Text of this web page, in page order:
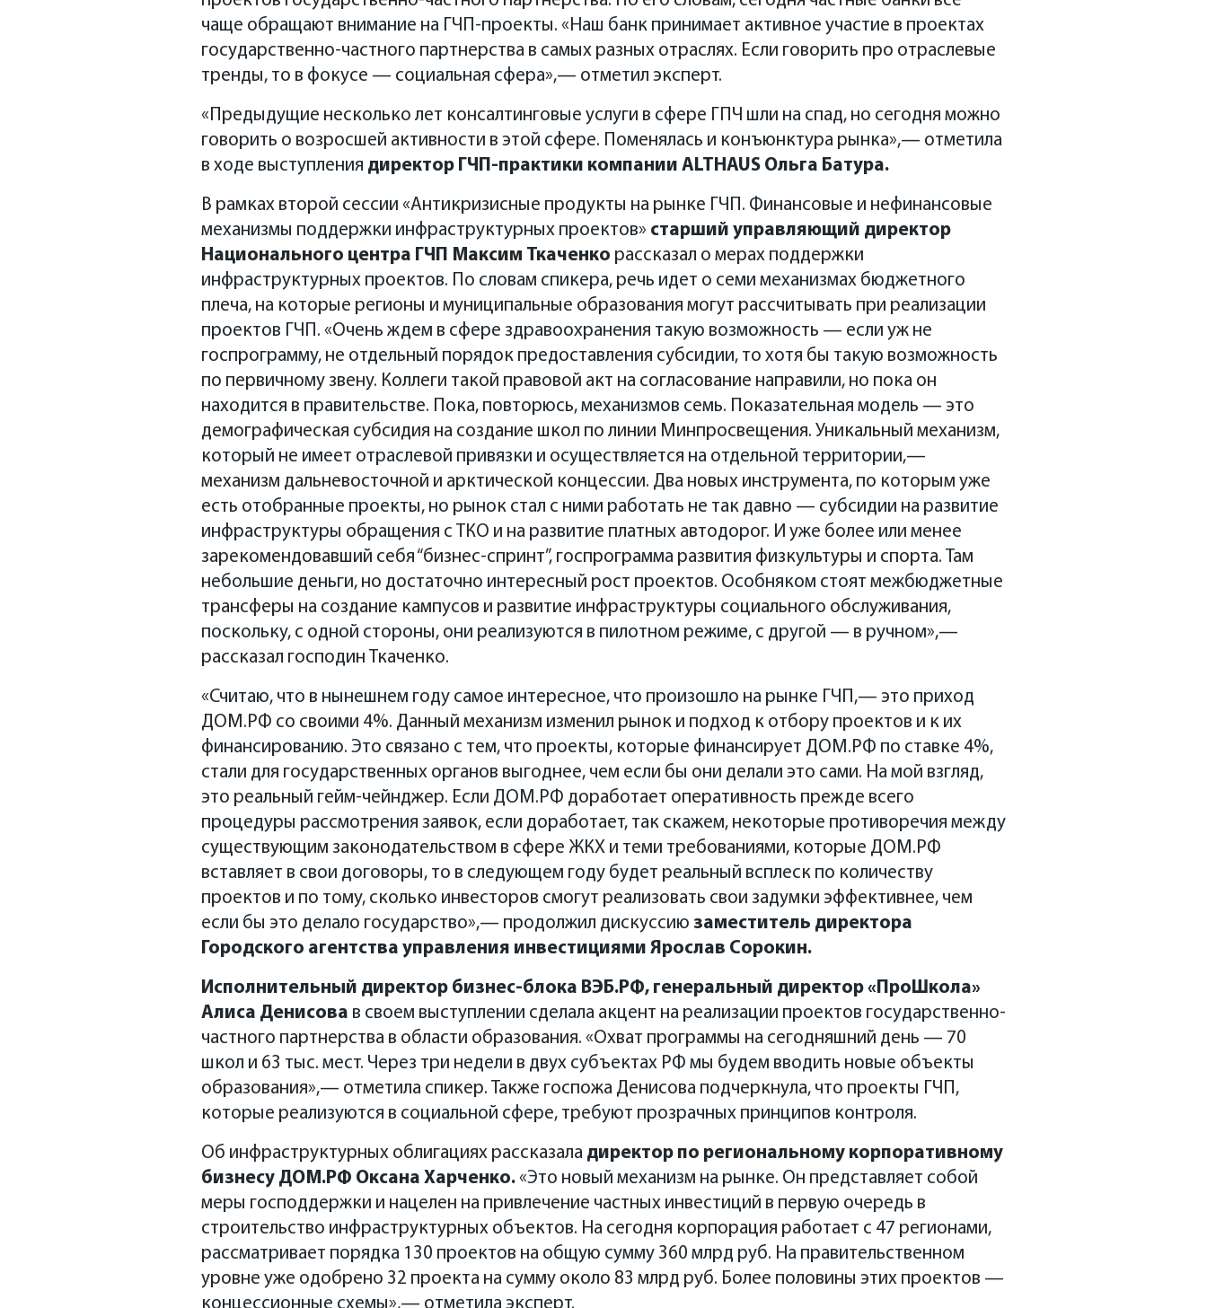
чаще обращают внимание на ГЧП-проекты. «Наш банк принимает активное участие в проектах
государственно-частного партнерства в самых разных отраслях. Если говорить про отраслевые
тренды, то в фокусе — социальная сфера»,— отметил эксперт.
«Предыдущие несколько лет консалтинговые услуги в сфере ГПЧ шли на спад, но сегодня можно
говорить о возросшей активности в этой сфере. Поменялась и конъюнктура рынка»,— отметила
в ходе выступления директор ГЧП-практики компании ALTHAUS Ольга Батура.
В рамках второй сессии «Антикризисные продукты на рынке ГЧП. Финансовые и нефинансовые
механизмы поддержки инфраструктурных проектов» старший управляющий директор
Национального центра ГЧП Максим Ткаченко рассказал о мерах поддержки
инфраструктурных проектов. По словам спикера, речь идет о семи механизмах бюджетного
плеча, на которые регионы и муниципальные образования могут рассчитывать при реализации
проектов ГЧП. «Очень ждем в сфере здравоохранения такую возможность — если уж не
госпрограмму, не отдельный порядок предоставления субсидии, то хотя бы такую возможность
по первичному звену. Коллеги такой правовой акт на согласование направили, но пока он
находится в правительстве. Пока, повторюсь, механизмов семь. Показательная модель — это
демографическая субсидия на создание школ по линии Минпросвещения. Уникальный механизм,
который не имеет отраслевой привязки и осуществляется на отдельной территории,—
механизм дальневосточной и арктической концессии. Два новых инструмента, по которым уже
есть отобранные проекты, но рынок стал с ними работать не так давно — субсидии на развитие
инфраструктуры обращения с ТКО и на развитие платных автодорог. И уже более или менее
зарекомендовавший себя “бизнес-спринт”, госпрограмма развития физкультуры и спорта. Там
небольшие деньги, но достаточно интересный рост проектов. Особняком стоят межбюджетные
трансферы на создание кампусов и развитие инфраструктуры социального обслуживания,
поскольку, с одной стороны, они реализуются в пилотном режиме, с другой — в ручном»,—
рассказал господин Ткаченко.
«Считаю, что в нынешнем году самое интересное, что произошло на рынке ГЧП,— это приход
ДОМ.РФ со своими 4%. Данный механизм изменил рынок и подход к отбору проектов и к их
финансированию. Это связано с тем, что проекты, которые финансирует ДОМ.РФ по ставке 4%,
стали для государственных органов выгоднее, чем если бы они делали это сами. На мой взгляд,
это реальный гейм-чейнджер. Если ДОМ.РФ доработает оперативность прежде всего
процедуры рассмотрения заявок, если доработает, так скажем, некоторые противоречия между
существующим законодательством в сфере ЖКХ и теми требованиями, которые ДОМ.РФ
вставляет в свои договоры, то в следующем году будет реальный всплеск по количеству
проектов и по тому, сколько инвесторов смогут реализовать свои задумки эффективнее, чем
если бы это делало государство»,— продолжил дискуссию заместитель директора
Городского агентства управления инвестициями Ярослав Сорокин.
Исполнительный директор бизнес-блока ВЭБ.РФ, генеральный директор «ПроШкола»
Алиса Денисова в своем выступлении сделала акцент на реализации проектов государственно-
частного партнерства в области образования. «Охват программы на сегодняшний день — 70
школ и 63 тыс. мест. Через три недели в двух субъектах РФ мы будем вводить новые объекты
образования»,— отметила спикер. Также госпожа Денисова подчеркнула, что проекты ГЧП,
которые реализуются в социальной сфере, требуют прозрачных принципов контроля.
Об инфраструктурных облигациях рассказала директор по региональному корпоративному
бизнесу ДОМ.РФ Оксана Харченко.«Это новый механизм на рынке. Он представляет собой
меры господдержки и нацелен на привлечение частных инвестиций в первую очередь в
строительство инфраструктурных объектов. На сегодня корпорация работает с 47 регионами,
рассматривает порядка 130 проектов на общую сумму 360 млрд руб. На правительственном
уровне уже одобрено 32 проекта на сумму около 83 млрд руб. Более половины этих проектов —
концессионные схемы»,— отметила эксперт.